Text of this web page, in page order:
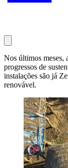
Nos últimos meses,
progressos de
instalações são já
renovável.